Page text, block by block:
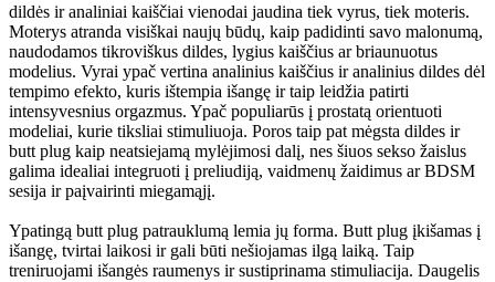
dildės ir analiniai kaiščiai vienodai jaudina tiek vyrus, tiek moteris.
Moterys atranda visiškai naujų būdų, kaip padidinti savo malonumą,
naudodamos tikroviškus dildes, lygius kaiščius ar briaunuotus
modelius. Vyrai ypač vertina analinius kaiščius ir analinius dildes dėl
tempimo efekto, kuris ištempia išangę ir taip leidžia patirti
intensyvesnius orgazmus. Ypač populiarūs į prostatą orientuoti
modeliai, kurie tiksliai stimuliuoja. Poros taip pat mėgsta dildes ir
butt plug kaip neatsiejamą mylėjimosi dalį, nes šiuos sekso žaislus
galima idealiai integruoti į preliudiją, vaidmenų žaidimus ar BDSM
sesija ir paįvairinti miegamąjį.
Ypatingą butt plug patrauklumą lemia jų forma. Butt plug įkišamas į
išangę, tvirtai laikosi ir gali būti nešiojamas ilgą laiką. Taip
treniruojami išangės raumenys ir sustiprinama stimuliacija. Daugelis